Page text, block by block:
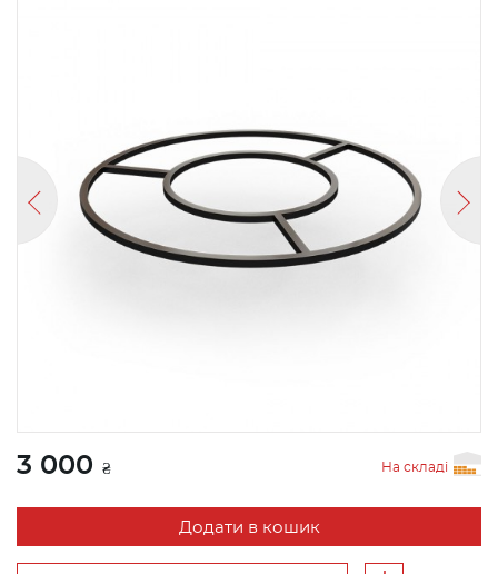
3 000 ₴ На складі
Додати в кошик